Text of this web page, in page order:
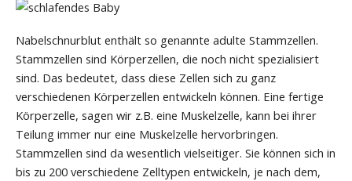
Nabelschnurblut enthält so genannte adulte Stammzellen.
Stammzellen sind Körperzellen, die noch nicht spezialisiert
sind. Das bedeutet, dass diese Zellen sich zu ganz
verschiedenen Körperzellen entwickeln können. Eine fertige
Körperzelle, sagen wir z.B. eine Muskelzelle, kann bei ihrer
Teilung immer nur eine Muskelzelle hervorbringen.
Stammzellen sind da wesentlich vielseitiger. Sie können sich in
bis zu 200 verschiedene Zelltypen entwickeln, je nach dem,